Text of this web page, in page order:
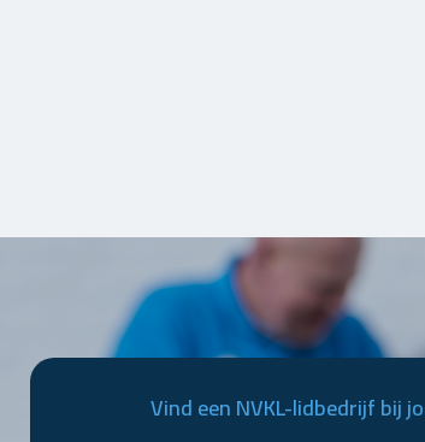
Vind een NVKL-lidbedrijf bij